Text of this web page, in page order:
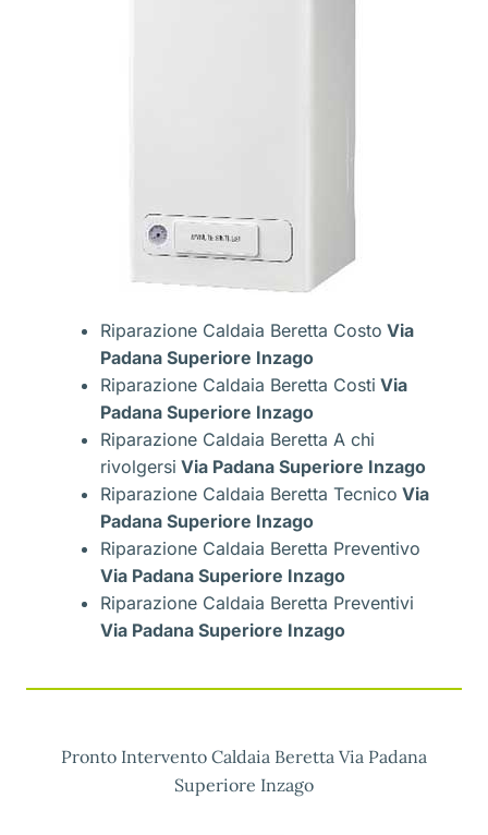
Riparazione Caldaia Beretta Costo Via
Padana Superiore Inzago
Riparazione Caldaia Beretta Costi Via
Padana Superiore Inzago
Riparazione Caldaia Beretta A chi
rivolgersi Via Padana Superiore Inzago
Riparazione Caldaia Beretta Tecnico Via
Padana Superiore Inzago
Riparazione Caldaia Beretta Preventivo
Via Padana Superiore Inzago
Riparazione Caldaia Beretta Preventivi
Via Padana Superiore Inzago
Pronto Intervento Caldaia Beretta Via Padana
Superiore Inzago